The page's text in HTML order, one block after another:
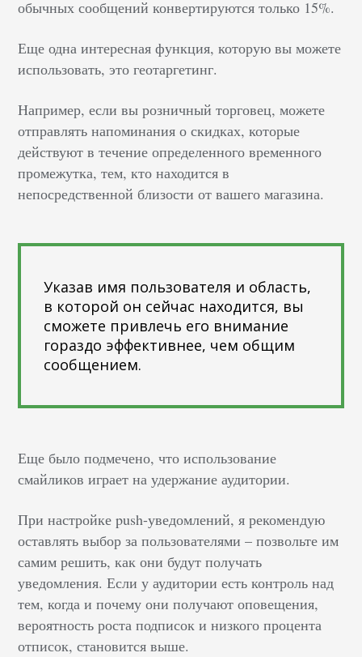
обычных сообщений конвертируются только 15%.
Еще одна интересная функция, которую вы можете
использовать, это геотаргетинг.
Например, если вы розничный торговец, можете
отправлять напоминания о скидках, которые
действуют в течение определенного временного
промежутка, тем, кто находится в
непосредственной близости от вашего магазина.
Указав имя пользователя и область,
в которой он сейчас находится, вы
сможете привлечь его внимание
гораздо эффективнее, чем общим
сообщением.
Еще было подмечено, что использование
смайликов играет на удержание аудитории.
При настройке push-уведомлений, я рекомендую
оставлять выбор за пользователями – позвольте им
самим решить, как они будут получать
уведомления. Если у аудитории есть контроль над
тем, когда и почему они получают оповещения,
вероятность роста подписок и низкого процента
отписок, становится выше.